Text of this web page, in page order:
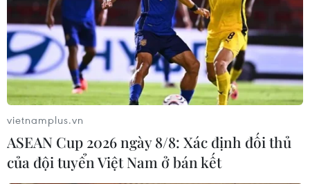
vietnamplus.vn
ASEAN Cup 2026 ngày 8/8: Xác định đối thủ
của đội tuyển Việt Nam ở bán kết